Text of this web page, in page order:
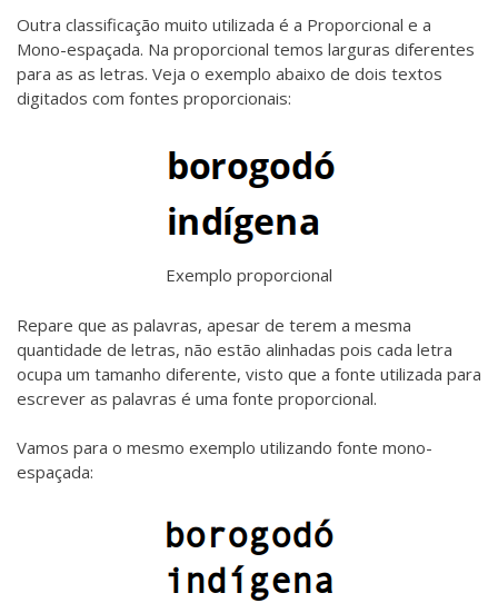
Outra classificação muito utilizada é a Proporcional e a
Mono-espaçada. Na proporcional temos larguras diferentes
para as as letras. Veja o exemplo abaixo de dois textos
digitados com fontes proporcionais:
Exemplo proporcional
Repare que as palavras, apesar de terem a mesma
quantidade de letras, não estão alinhadas pois cada letra
ocupa um tamanho diferente, visto que a fonte utilizada para
escrever as palavras é uma fonte proporcional.
Vamos para o mesmo exemplo utilizando fonte mono-
espaçada: